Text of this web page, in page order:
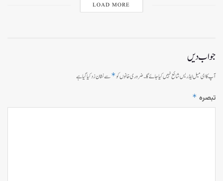
LOAD MORE
جواب دیں
آپ کا ای میل ایڈریس شائع نہیں کیا جائے گا۔ضروری خانوں کو*سے نشان زد کیا گیا ہے
تبصرہ *